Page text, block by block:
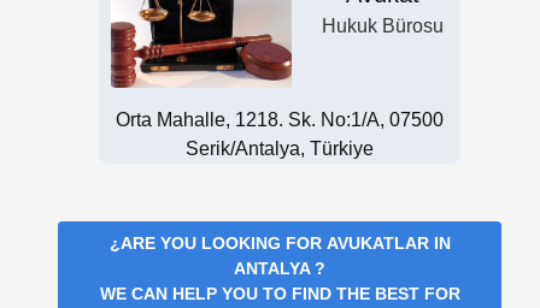
Hukuk Bürosu
Orta Mahalle, 1218. Sk. No:1/A, 07500
Serik/Antalya, Türkiye
¿ARE YOU LOOKING FOR AVUKATLAR IN
ANTALYA?
WE CAN HELP YOU TO FIND THE BEST FOR